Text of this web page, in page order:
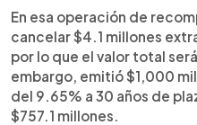
En esa operación de
cancelar $4.1 millones
por lo que el valor total
embargo, emitió $1,000
del 9.65% a 30 años de
$757.1 millones.